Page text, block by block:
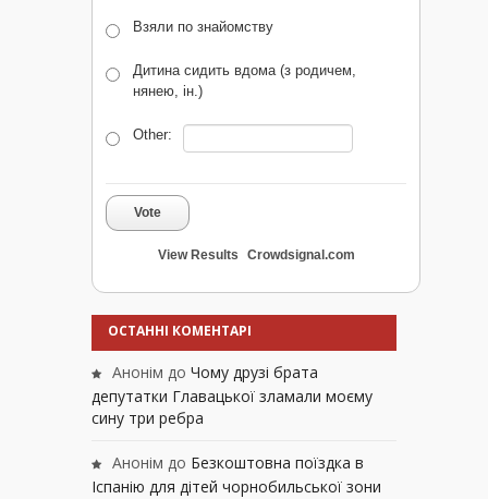
Взяли по знайомству
Дитина сидить вдома (з родичем,
нянею, ін.)
Other:
Vote
View Results Crowdsignal.com
ОСТАННІ КОМЕНТАРІ
Анонім до Чому друзі брата
депутатки Главацької зламали моєму
сину три ребра
Анонім до Безкоштовна поїздка в
Іспанію для дітей чорнобильської зони